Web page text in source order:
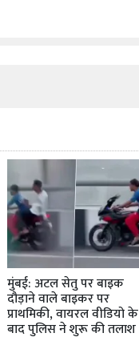
मुंबई: अटल सेतु पर बाइक
दौड़ाने वाले बाइकर पर
प्राथमिकी, वायरल वीडियो के
बाद पुलिस ने शुरू की तलाश